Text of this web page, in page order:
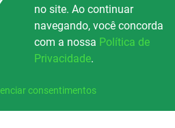
2022.LA+.
reservados.
no site. Ao continuar
navegando, você concorda
com a nossa Política de
Privacidade.
consentimentos